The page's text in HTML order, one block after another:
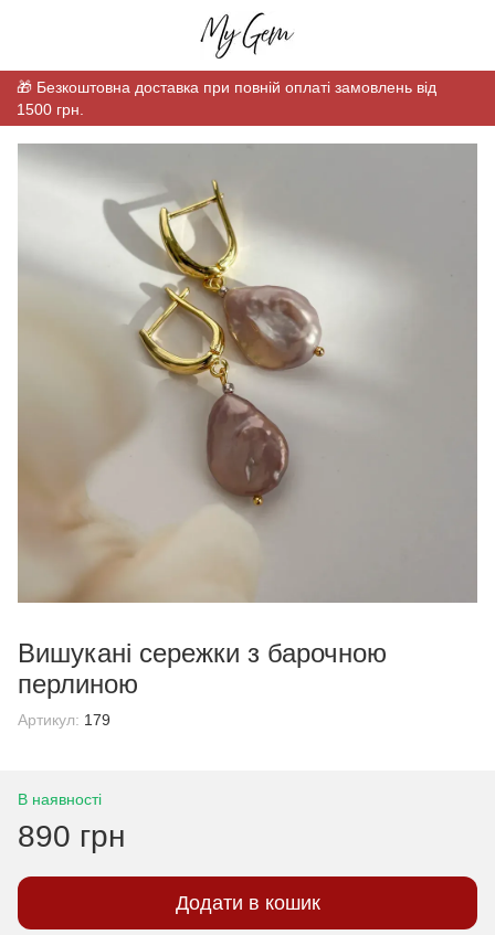
🎁 Безкоштовна доставка при повній оплаті замовлень від
1500 грн.
Вишукані сережки з барочною
перлиною
Артикул: 179
В наявності
890 грн
Додати в кошик